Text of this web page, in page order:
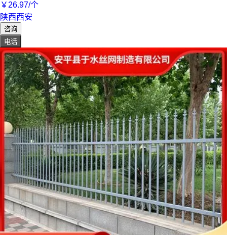
￥ 26.97/个
陕西西安
咨询
电话